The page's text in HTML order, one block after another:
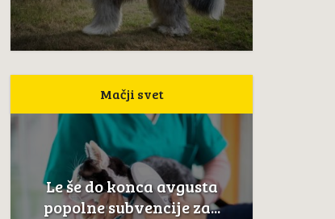
Mačji svet
Le še do konca avgusta
popolne subvencije za...